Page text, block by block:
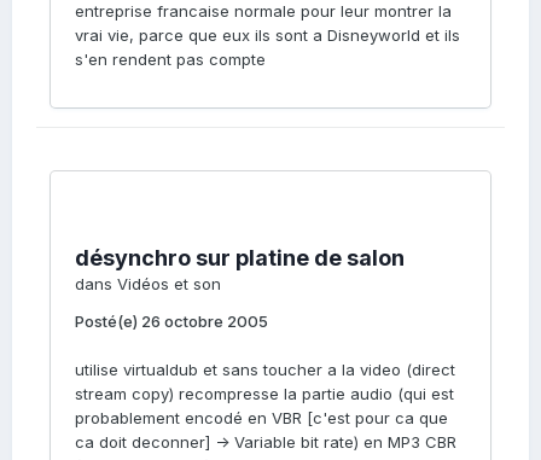
entreprise francaise normale pour leur montrer la
vrai vie, parce que eux ils sont a Disneyworld et ils
s'en rendent pas compte
désynchro sur platine de salon
dans Vidéos et son
Posté(e) 26 octobre 2005
utilise virtualdub et sans toucher a la video (direct
stream copy) recompresse la partie audio (qui est
probablement encodé en VBR [c'est pour ca que
ca doit deconner] -> Variable bit rate) en MP3 CBR